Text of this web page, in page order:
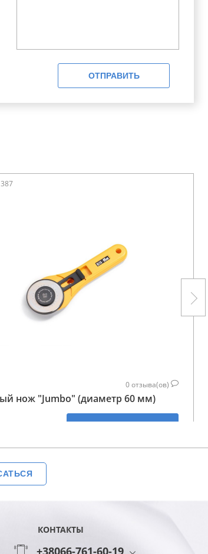
ОТПРАВИТЬ
0отзыва(ов)
нож "Jumbo" (диаметр 60 мм)
КОНТАКТЫ
+38066-761-60-19